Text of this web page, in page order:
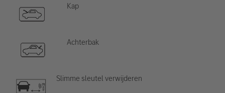
Kap
Achterbak
Slimme sleutel verwijderen